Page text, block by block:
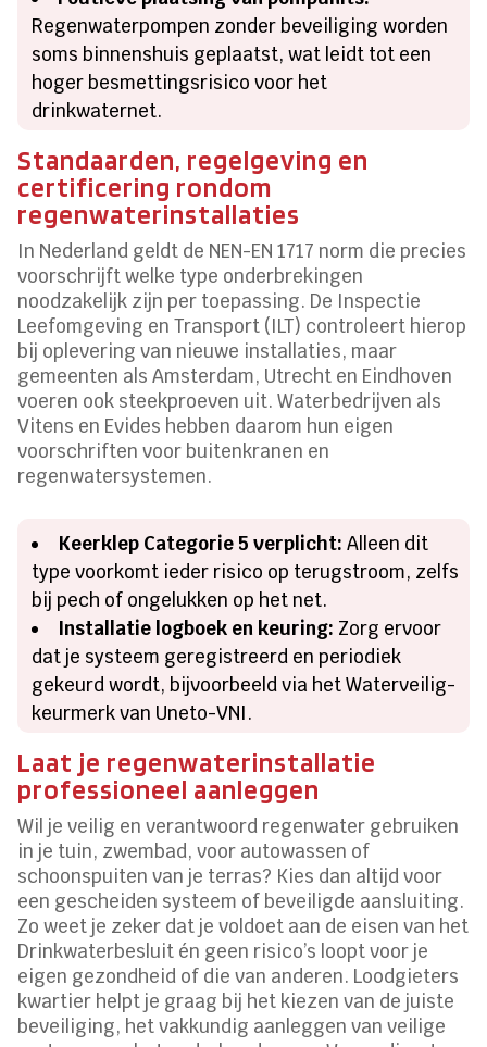
Regenwaterpompen zonder beveiliging worden
soms binnenshuis geplaatst, wat leidt tot een
hoger besmettingsrisico voor het
drinkwaternet.
Standaarden, regelgeving en
certificering rondom
regenwaterinstallaties
In Nederland geldt de NEN-EN 1717 norm die precies
voorschrijft welke type onderbrekingen
noodzakelijk zijn per toepassing. De Inspectie
Leefomgeving en Transport (ILT) controleert hierop
bij oplevering van nieuwe installaties, maar
gemeenten als Amsterdam, Utrecht en Eindhoven
voeren ook steekproeven uit. Waterbedrijven als
Vitens en Evides hebben daarom hun eigen
voorschriften voor buitenkranen en
regenwatersystemen.
Keerklep Categorie 5 verplicht: Alleen dit
type voorkomt ieder risico op terugstroom, zelfs
bij pech of ongelukken op het net.
Installatie logboek en keuring: Zorg ervoor
dat je systeem geregistreerd en periodiek
gekeurd wordt, bijvoorbeeld via het Waterveilig-
keurmerk van Uneto-VNI.
Laat je regenwaterinstallatie
professioneel aanleggen
Wil je veilig en verantwoord regenwater gebruiken
in je tuin, zwembad, voor autowassen of
schoonspuiten van je terras? Kies dan altijd voor
een gescheiden systeem of beveiligde aansluiting.
Zo weet je zeker dat je voldoet aan de eisen van het
Drinkwaterbesluit én geen risico’s loopt voor je
eigen gezondheid of die van anderen. Loodgieters
kwartier helpt je graag bij het kiezen van de juiste
beveiliging, het vakkundig aanleggen van veilige